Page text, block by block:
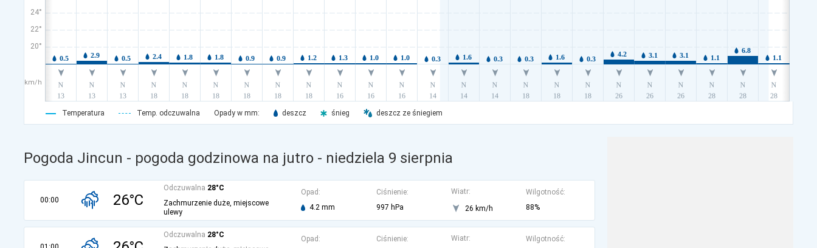
24°
22°
20°
km/h
Temperatura Temp. odczuwalna Opady w mm: deszcz śnieg deszcz ze śniegiem
Pogoda Jincun - pogoda godzinowa na jutro - niedziela 9 sierpnia
00:00 26°C
Odczuwalna 28°C
Zachmurzenie duże, miejscowe
ulewy
Opad:
4.2 mm
Ciśnienie:
997 hPa
Wiatr:
26 km/h
Wilgotność:
88%
Odczuwalna 28°C
Opad:
Ciśnienie:
Wiatr:
Wilgotność: